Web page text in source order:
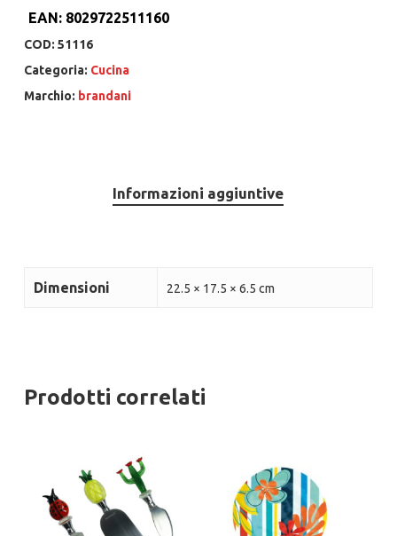
EAN: 8029722511160
COD: 51116
Categoria: Cucina
Marchio: brandani
Informazioni aggiuntive
Dimensioni 22.5 × 17.5 × 6.5 cm
Prodotti correlati